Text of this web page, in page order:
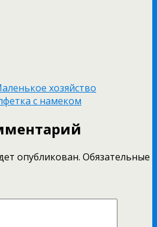
хозяйство
с намеком
опубликован. Обязательные